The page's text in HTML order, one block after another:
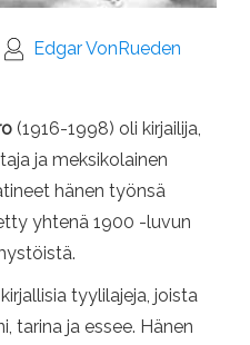
Edgar VonRueden
(1916-1998) oli kirjailija,
ja meksikolainen
hänen työnsä
yhtenä 1900 -luvun
tyylilajeja, joista
tarina ja essee. Hänen